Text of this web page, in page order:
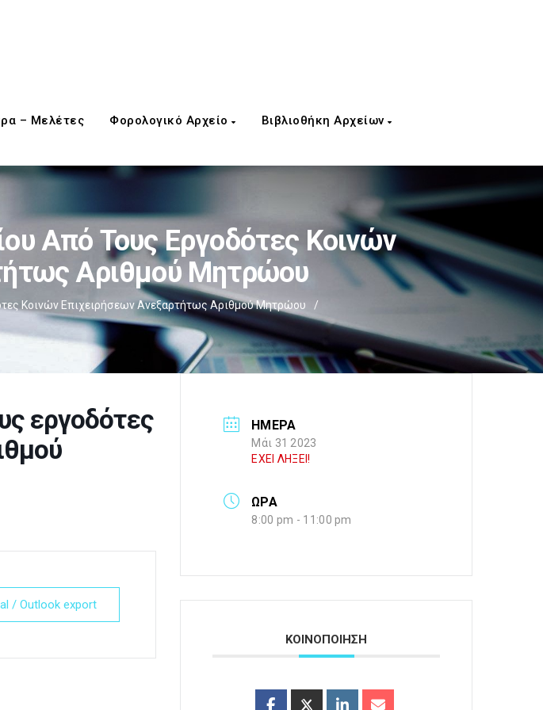
– Μελέτες Φορολογικό Αρχείο Βιβλιοθήκη Αρχείων
Από Τους Εργοδότες Κοινών
Αριθμού Μητρώου
Κοινών Επιχειρήσεων Ανεξαρτήτως Αριθμού Μητρώου /
εργοδότες
/ Outlook export
ΗΜΕΡΑ
Μάι 31 2023
ΕΧΕΙ ΛΗΞΕΙ!
ΩΡΑ
8:00 pm - 11:00 pm
ΚΟΙΝΟΠΟΙΗΣΗ